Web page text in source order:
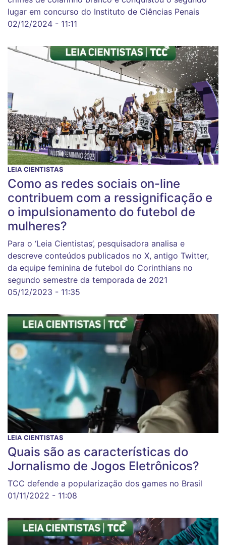
lugar em concurso do Instituto de Ciências Penais
02/12/2024 - 11:11
LEIA CIENTISTAS
Como as redes sociais on-line
contribuem com a ressignificação e
o impulsionamento do futebol de
mulheres?
Para o ‘Leia Cientistas’, pesquisadora analisa e
descreve conteúdos publicados no X, antigo Twitter,
da equipe feminina de futebol do Corinthians no
segundo semestre da temporada de 2021
05/12/2023 - 11:35
LEIA CIENTISTAS
Quais são as características do
Jornalismo de Jogos Eletrônicos?
TCC defende a popularização dos games no Brasil
01/11/2022 - 11:08